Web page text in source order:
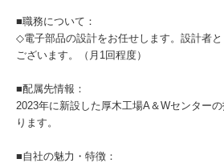
■職務について：
◇電子部品の設計をお任せします。設計者
ございます。（月1回程度）
■配属先情報：
2023年に新設した厚木工場A＆Wセンター
ります。
■自社の魅力・特徴：